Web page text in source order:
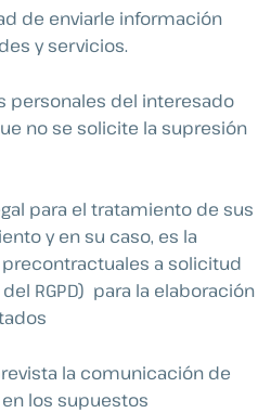
de enviarle información
y servicios.
personales del interesado
no se solicite la supresión
para el tratamiento de sus
y en su caso, es la
a solicitud
RGPD) para la elaboración
la comunicación de
los supuestos